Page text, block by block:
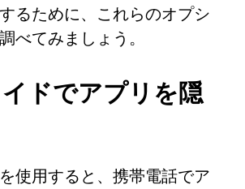
るために、これらのオプシ
べてみましょう。
ドでアプリを隠
使用すると、携帯電話でア